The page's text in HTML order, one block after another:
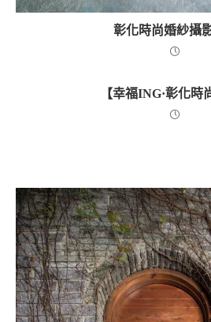
彰化時尚婚紗攝
【幸福ING·彰化時